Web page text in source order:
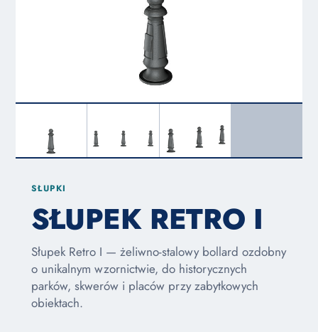
SŁUPKI
SŁUPEK RETRO I
Słupek Retro I — żeliwno-stalowy bollard ozdobny
o unikalnym wzornictwie, do historycznych
parków, skwerów i placów przy zabytkowych
obiektach.